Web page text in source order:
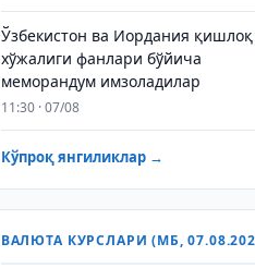
Ўзбекистон ва Иордания қишлоқ
хўжалиги фанлари бўйича
меморандум имзоладилар
11:30 · 07/08
Кўпроқ янгиликлар →
ВАЛЮТА КУРСЛАРИ (МБ,